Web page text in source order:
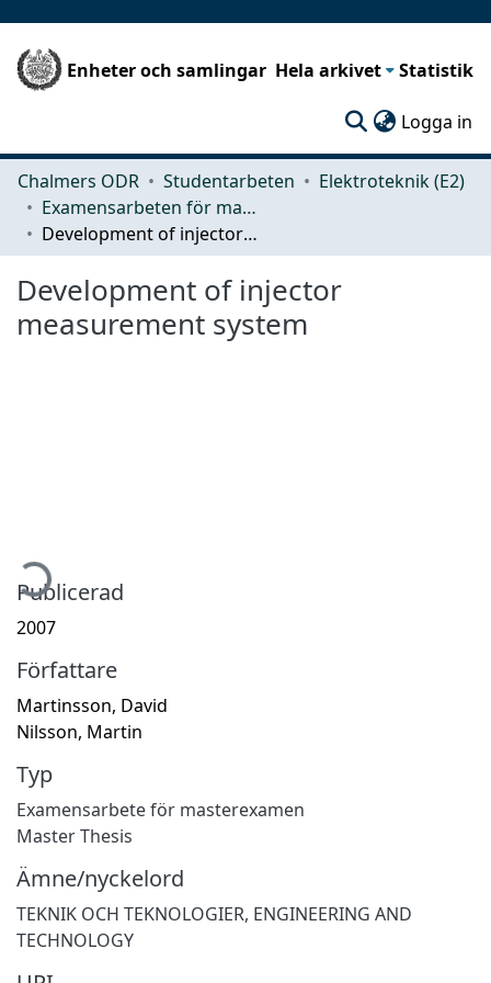
Enheter och samlingar Hela arkivet Statistik
Logga in
Chalmers ODR Studentarbeten
Elektroteknik (E2)
Examensarbeten för masterexamen
Development of injector measurement system
Development of injector
measurement system
Publicerad
2007
Författare
Martinsson, David
Nilsson, Martin
Typ
Examensarbete för masterexamen
Master Thesis
Ämne/nyckelord
TEKNIK OCH TEKNOLOGIER, ENGINEERING AND
TECHNOLOGY